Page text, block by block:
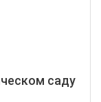
саду